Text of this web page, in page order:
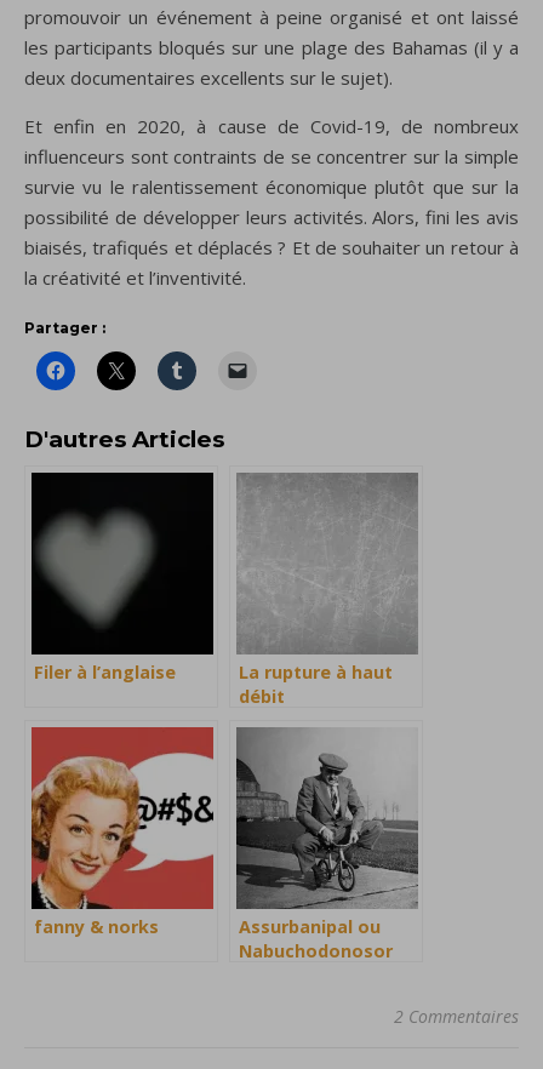
promouvoir un événement à peine organisé et ont laissé
les participants bloqués sur une plage des Bahamas (il y a
deux documentaires excellents sur le sujet).
Et enfin en 2020, à cause de Covid-19, de nombreux
influenceurs sont contraints de se concentrer sur la simple
survie vu le ralentissement économique plutôt que sur la
possibilité de développer leurs activités. Alors, fini les avis
biaisés, trafiqués et déplacés ? Et de souhaiter un retour à
la créativité et l’inventivité.
Partager :
D'autres Articles
Filer à l’anglaise
La rupture à haut
débit
fanny & norks
Assurbanipal ou
Nabuchodonosor
2 Commentaires